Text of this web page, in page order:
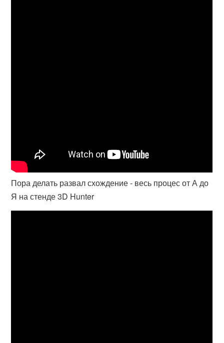
Пора делать развал схождение - весь процес от А до
Я на стенде 3D Hunter